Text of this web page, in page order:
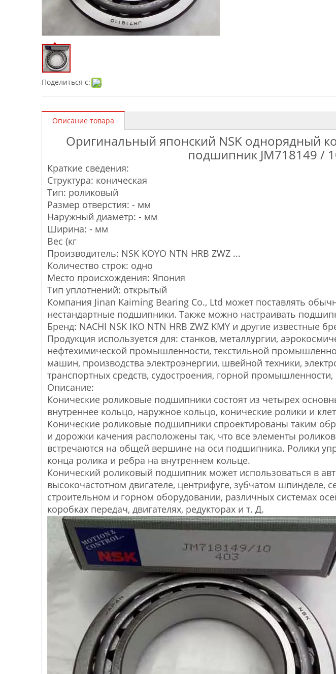
Поделиться с:
Описание товара
Оригинальный японский NSK однорядный
подшипник JM718149 /
Краткие сведения:
Структура: коническая
Тип: роликовый
Размер отверстия: - мм
Наружный диаметр: - мм
Ширина: - мм
Вес (кг
Производитель: NSK KOYO NTN HRB ZWZ ...
Количество строк: одно
Место происхождения: Япония
Тип уплотнений: открытый
Компания Jinan Kaiming Bearing Co., Ltd может поставлять
нестандартные подшипники. Также можно настраивать
Бренд: NACHI NSK IKO NTN HRB ZWZ KMY и другие известные
Продукция используется для: станков, металлургии,
нефтехимической промышленности, текстильной
машин, производства электроэнергии, швейной техники,
транспортных средств, судостроения, горной промышленности,
Описание:
Конические роликовые подшипники состоят из четырех
внутреннее кольцо, наружное кольцо, конические ролики и
Конические роликовые подшипники спроектированы таким
и дорожки качения расположены так, что все элементы
встречаются на общей вершине на оси подшипника. Ролики
конца ролика и ребра на внутреннем кольце.
Конический роликовый подшипник может использоваться в
высокочастотном двигателе, центрифуге, зубчатом шпинделе,
строительном и горном оборудовании, различных системах
коробках передач, двигателях, редукторах и т. Д.